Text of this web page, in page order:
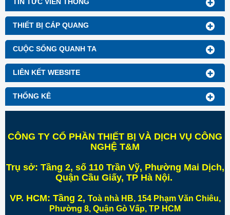
TIN TỨC VIỄN THÔNG
THIẾT BỊ CÁP QUANG
CUỘC SỐNG QUANH TA
LIÊN KẾT WEBSITE
THỐNG KÊ
CÔNG TY CỔ PHẦN THIẾT BỊ VÀ DỊCH VỤ CÔNG
NGHỆ T&M
Trụ sở: Tầng 2, số 110 Trần Vỹ, Phường Mai Dịch,
Quận Cầu Giấy, TP Hà Nội.
VP. HCM: Tầng 2, Toà nhà HB, 154 Phạm Văn Chiêu,
Phường 8, Quận Gò Vấp, TP HCM